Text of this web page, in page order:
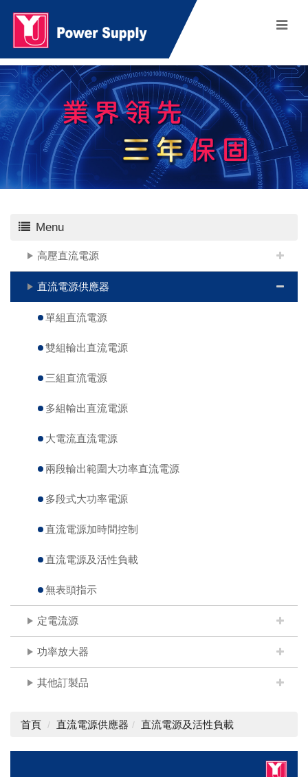
Menu
高壓直流電源
直流電源供應器
單組直流電源
雙組輸出直流電源
三組直流電源
多組輸出直流電源
大電流直流電源
兩段輸出範圍大功率直流電源
多段式大功率電源
直流電源加時間控制
直流電源及活性負載
無表頭指示
定電流源
功率放大器
其他訂製品
首頁 直流電源供應器 直流電源及活性負載